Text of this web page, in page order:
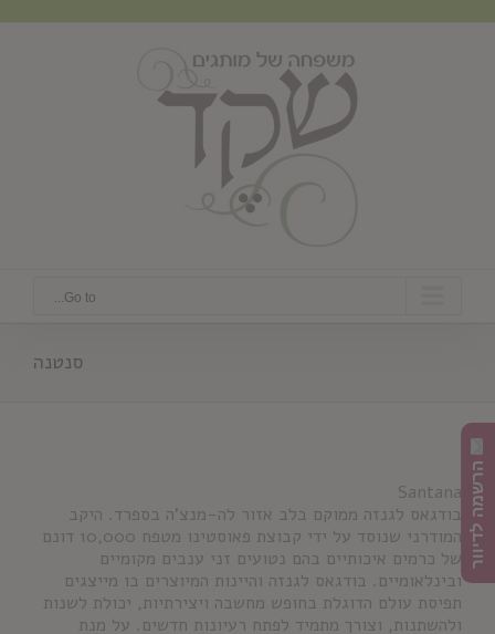
Go to...
סנטנה
Santana
בודגאס לגנזה ממוקם בלב אזור לה-מנצ'ה בספרד. היקב
המודרני שנוסד על ידי קבוצת פאוסטינו מטפח 10,000 דונם
של כרמים איכותיים בהם נטועים זני ענבים מקומיים
ובינלאומיים. בודגאס לגנזה והיינות המיוצרים בו מייצגים
תפיסת עולם הדוגלת בחופש מחשבה ויצירתיות, יכולת לשנות
ולהשתנות, וצורך מתמיד לפתח רעיונות חדשים. על מנת
הרשמה לדיוור